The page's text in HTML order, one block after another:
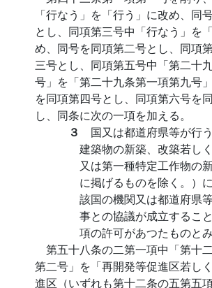
「行なう」を「行う」に改め、同
とし、同項第三号中「行なう」を
め、同号を同項第二号とし、同項
三号とし、同項第五号中「第二十
号」を「第二十九条第一項第九号
を同項第四号とし、同項第六号を
し、同条に次の一項を加える。
３ 国又は都道府県等が行
建築物の新築、改築若し
又は第一種特定工作物の
に掲げるものを除く。）
該国の機関又は都道府県
事との協議が成立するこ
項の許可があつたものとみ
第五十八条の二第一項中「第十
第二号」を「再開発等促進区若し
進区（いずれも第十二条の五第五項